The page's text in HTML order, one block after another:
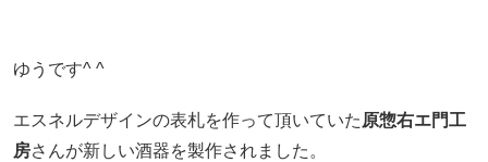
ゆうです^ ^
エスネルデザインの表札を作って頂いていた 原惣右エ門工
房さんが新しい酒器を製作されました。